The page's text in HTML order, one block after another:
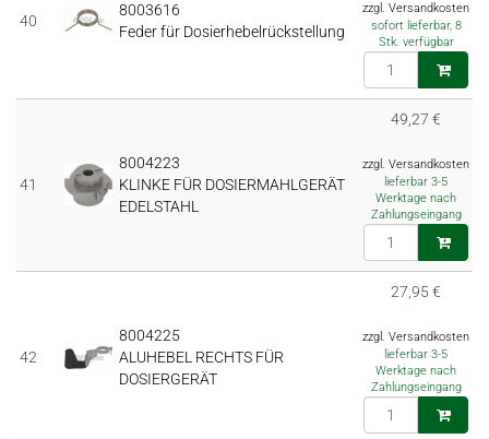
40
8003616
Feder für Dosierhebelrückstellung
zzgl. Versandkosten
sofort lieferbar, 8
Stk. verfügbar
41
8004223
KLINKE FÜR DOSIERMAHLGERÄT
EDELSTAHL
49,27 €
zzgl. Versandkosten
lieferbar 3-5
Werktage nach
Zahlungseingang
42
8004225
ALUHEBEL RECHTS FÜR
DOSIERGERÄT
27,95 €
zzgl. Versandkosten
lieferbar 3-5
Werktage nach
Zahlungseingang